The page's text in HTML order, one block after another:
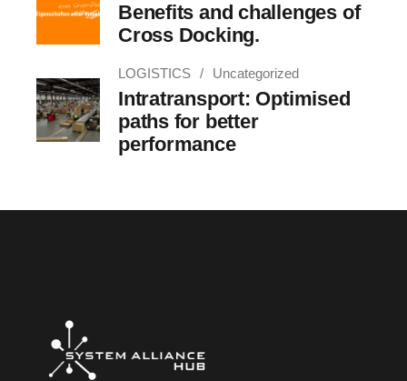
Benefits and challenges of
Cross Docking.
LOGISTICS Uncategorized
Intratransport: Optimised
paths for better
performance